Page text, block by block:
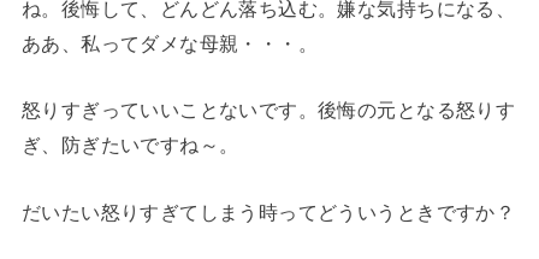
ね。後悔して、どんどん落ち込む。嫌な気持ちになる、
ああ、私ってダメな母親・・・。
怒りすぎっていいことないです。後悔の元となる怒りす
ぎ、防ぎたいですね～。
だいたい怒りすぎてしまう時ってどういうときですか？